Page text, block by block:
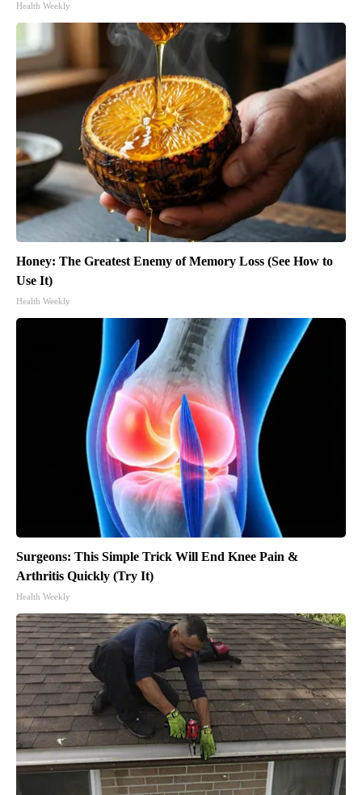
Health Weekly
Honey: The Greatest Enemy of Memory Loss (See How to
Use It)
Health Weekly
Surgeons: This Simple Trick Will End Knee Pain &
Arthritis Quickly (Try It)
Health Weekly